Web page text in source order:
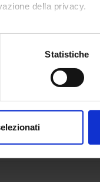
della privacy.
con
Dichiarazione sui
Statistiche